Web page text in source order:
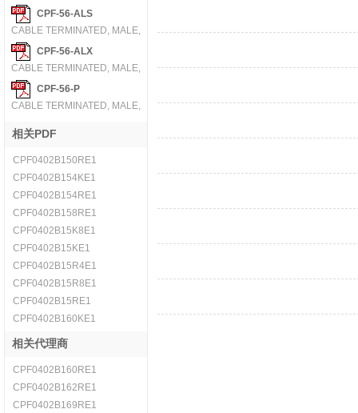
CPF-56-ALS
CABLE TERMINATED, MALE, RF CONNECTOR, CRIMP, PLUG
CPF-56-ALX
CABLE TERMINATED, MALE, RF CONNECTOR, CRIMP, PLUG
CPF-56-P
CABLE TERMINATED, MALE, RF CONNECTOR, CRIMP, PLUG
相关PDF
CPF0402B150RE1
CPF0402B154KE1
CPF0402B154RE1
CPF0402B158RE1
CPF0402B15K8E1
CPF0402B15KE1
CPF0402B15R4E1
CPF0402B15R8E1
CPF0402B15RE1
CPF0402B160KE1
相关代理商
CPF0402B160RE1
CPF0402B162RE1
CPF0402B169RE1